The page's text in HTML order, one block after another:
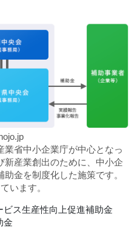
業省中小企業庁が中心となっ
新産業創出のために、中小企
金を制度化した施策です。
います。
ビス生産性向上促進補助金
金